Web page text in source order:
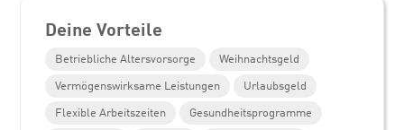
Deine Vorteile
Betriebliche Altersvorsorge
Weihnachtsgeld
Vermögenswirksame Leistungen
Urlaubsgeld
Flexible Arbeitszeiten
Gesundheitsprogramme